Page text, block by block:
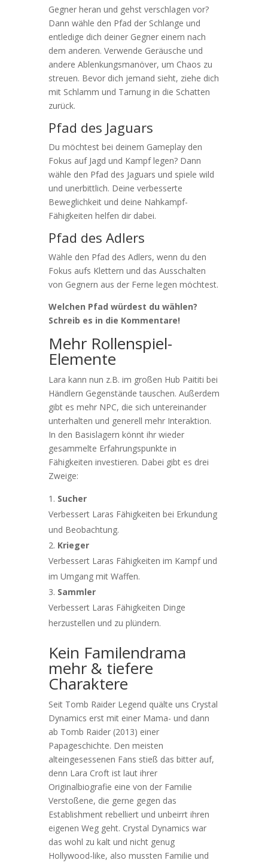
Gegner heran und gehst verschlagen vor?
Dann wähle den Pfad der Schlange und
entledige dich deiner Gegner einem nach
dem anderen. Verwende Geräusche und
andere Ablenkungsmanöver, um Chaos zu
streuen. Bevor dich jemand sieht, ziehe dich
mit Schlamm und Tarnung in die Schatten
zurück.
Pfad des Jaguars
Du möchtest bei deinem Gameplay den
Fokus auf Jagd und Kampf legen? Dann
wähle den Pfad des Jaguars und spiele wild
und unerbittlich. Deine verbesserte
Beweglichkeit und deine Nahkampf-
Fähigkeiten helfen dir dabei.
Pfad des Adlers
Wähle den Pfad des Adlers, wenn du den
Fokus aufs Klettern und das Ausschalten
von Gegnern aus der Ferne legen möchtest.
Welchen Pfad würdest du wählen?
Schreib es in die Kommentare!
Mehr Rollenspiel-
Elemente
Lara kann nun z.B. im großen Hub Paititi bei
Händlern Gegenstände tauschen. Außerdem
gibt es mehr NPC, die sich untereinander
unterhalten und generell mehr Interaktion.
In den Basislagern könnt ihr wieder
gesammelte Erfahrungspunkte in
Fähigkeiten investieren. Dabei gibt es drei
Zweige:
Sucher
Verbessert Laras Fähigkeiten bei Erkundung
und Beobachtung.
Krieger
Verbessert Laras Fähigkeiten im Kampf und
im Umgang mit Waffen.
Sammler
Verbessert Laras Fähigkeiten Dinge
herzustellen und zu plündern.
Kein Familendrama
mehr & tiefere
Charaktere
Seit Tomb Raider Legend quälte uns Crystal
Dynamics erst mit einer Mama- und dann
ab Tomb Raider (2013) einer
Papageschichte. Den meisten
alteingesessenen Fans stieß das bitter auf,
denn Lara Croft ist laut ihrer
Originalbiografie eine von der Familie
Verstoßene, die gerne gegen das
Establishment rebelliert und unbeirrt ihren
eigenen Weg geht. Crystal Dynamics war
das wohl zu kalt und nicht genug
Hollywood-like, also mussten Familie und